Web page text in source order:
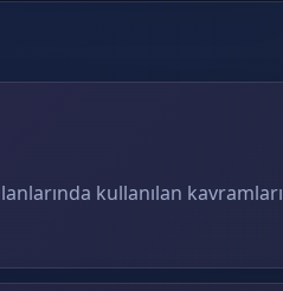
kullanılan